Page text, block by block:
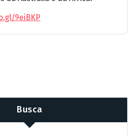
9eiBKP
Busca